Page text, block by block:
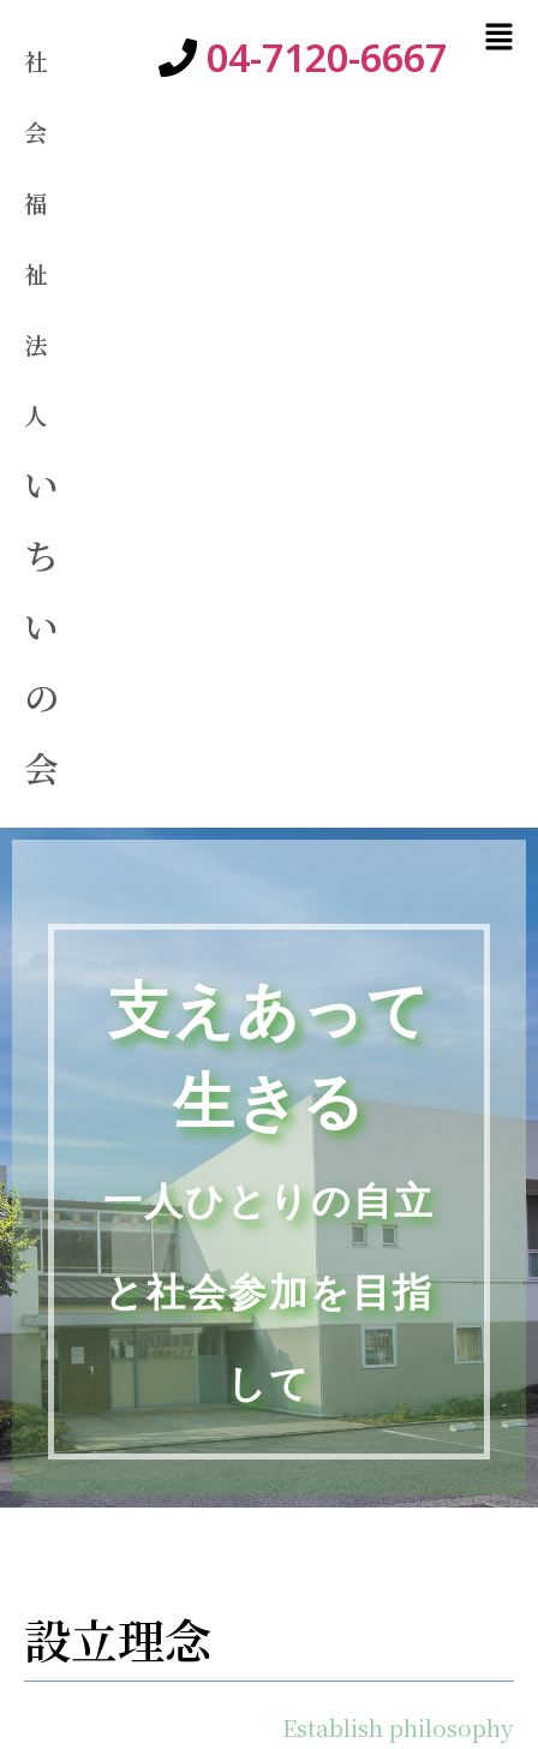
社
会
福
祉
法
人
い
ち
い
の
会
04-7120-6667
支えあって
生きる
一人ひとりの自立
と社会参加を目指
して
設立理念
Establish philosophy